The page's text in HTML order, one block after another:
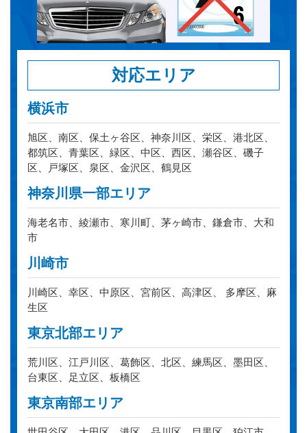
対応エリア
横浜市
旭区、南区、保土ヶ谷区、神奈川区、栄区、港北区、
都筑区、青葉区、緑区、中区、西区、瀬谷区、磯子
区、戸塚区、泉区、金沢区、鶴見区
神奈川県一部エリア
海老名市、綾瀬市、寒川町、茅ヶ崎市、鎌倉市、大和
市
川崎市
川崎区、幸区、中原区、宮前区、高津区、 多摩区、麻
生区
東京北部エリア
荒川区、江戸川区、葛飾区、北区、練馬区、墨田区、
台東区、足立区、板橋区
東京南部エリア